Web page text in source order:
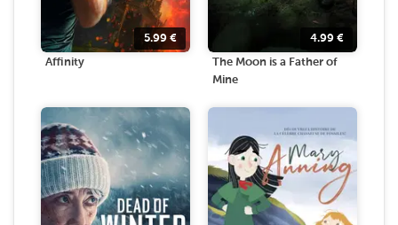
5.99 €
Affinity
4.99 €
The Moon is a Father of
Mine